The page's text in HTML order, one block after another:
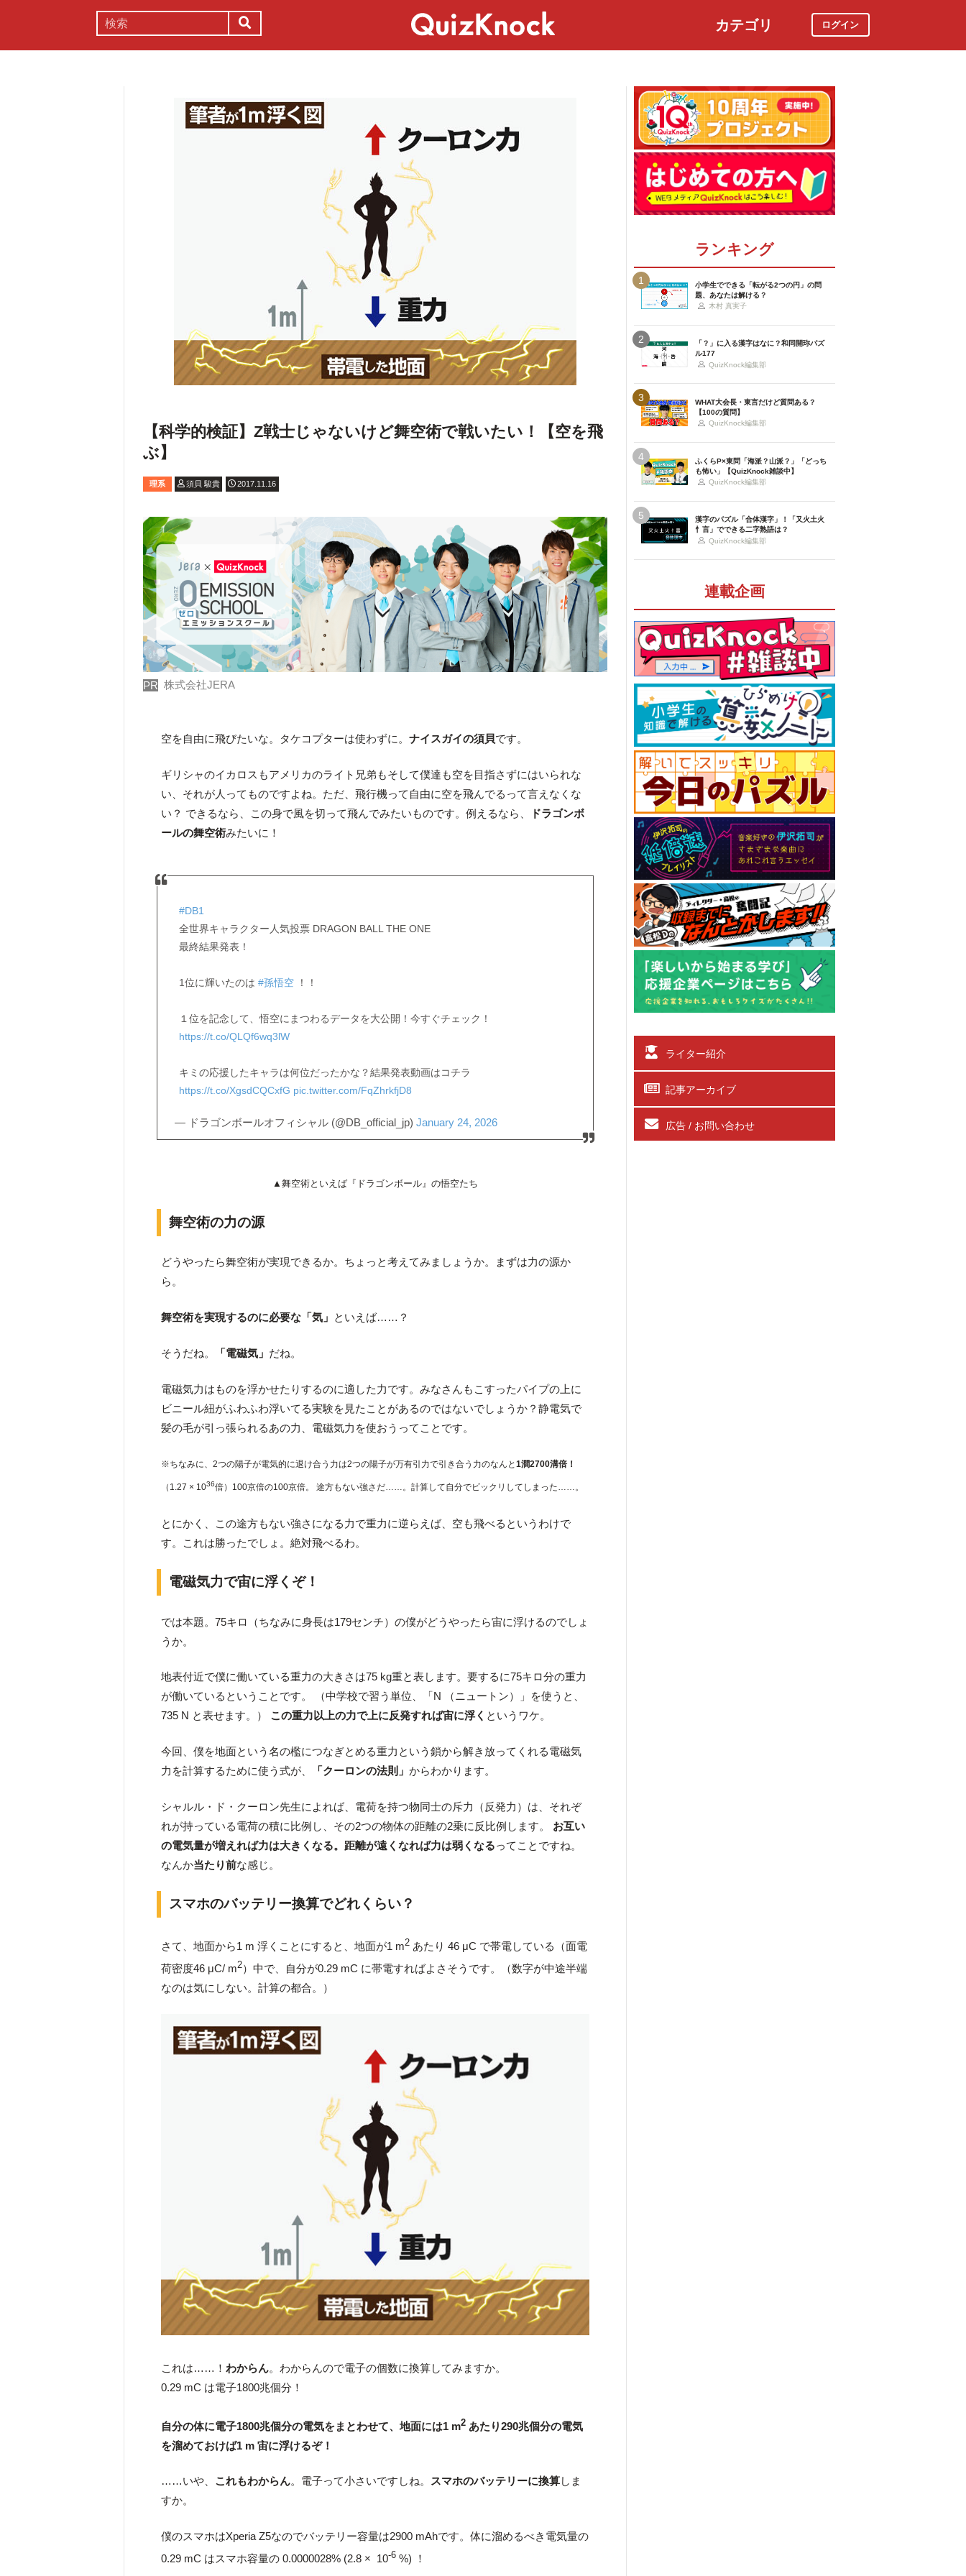
カテゴリ ログイン
【科学的検証】Z戦士じゃないけど舞空術で戦いたい！【空を飛
ぶ】
理系 須貝 駿貴 2017.11.16
PR 株式会社JERA
空を自由に飛びたいな。タケコプターは使わずに。ナイスガイの須貝です。
ギリシャのイカロスもアメリカのライト兄弟もそして僕達も空を目指さずにはいられな
い、それが人ってものですよね。ただ、飛行機って自由に空を飛んでるって言えなくな
い？ できるなら、この身で風を切って飛んでみたいものです。例えるなら、
ドラゴンボ
ールの舞空術みたいに！
#DB1
全世界キャラクター人気投票 DRAGON BALL THE ONE
最終結果発表！
1位に輝いたのは#孫悟空 ！！
１位を記念して、悟空にまつわるデータを大公開！今すぐチェック！
https://t.co/QLQf6wq3lW
キミの応援したキャラは何位だったかな？結果発表動画はコチラ
https://t.co/XgsdCQCxfG pic.twitter.com/FqZhrkfjD8
— ドラゴンボールオフィシャル (@DB_official_jp)January 24, 2026
▲舞空術といえば『ドラゴンボール』の悟空たち
舞空術の力の源
どうやったら舞空術が実現できるか。ちょっと考えてみましょうか。まずは力の源か
ら。
舞空術を実現するのに必要な「気」 といえば……？
そうだね。 「電磁気」 だね。
電磁気力はものを浮かせたりするのに適した力です。みなさんもこすったパイプの上に
ビニール紐がふわふわ浮いてる実験を見たことがあるのではないでしょうか？静電気で
髪の毛が引っ張られるあの力、電磁気力を使おうってことです。
※ちなみに、2つの陽子が電気的に退け合う力は2つの陽子が万有引力で引き合う力のなんと1澗2700溝倍！
（1.27 × 1036倍）100京倍の100京倍。 途方もない強さだ……。計算して自分でビックリしてしまった……。
とにかく、この途方もない強さになる力で重力に逆らえば、空も飛べるというわけで
す。これは勝ったでしょ。絶対飛べるわ。
電磁気力で宙に浮くぞ！
では本題。75キロ（ちなみに身長は179センチ）の僕がどうやったら宙に浮けるのでしょ
うか。
地表付近で僕に働いている重力の大きさは75 kg重と表します。要するに75キロ分の重力
が働いているということです。 （中学校で習う単位、「N （ニュートン）」を使うと、
735 N と表せます。） この重力以上の力で上に反発すれば宙に浮く というワケ。
今回、僕を地面という名の檻につなぎとめる重力という鎖から解き放ってくれる電磁気
力を計算するために使う式が、
「クーロンの法則」からわかります。
シャルル・ド・クーロン先生によれば、電荷を持つ物同士の斥力（反発力）は、それぞ
れが持っている電荷の積に比例し、その2つの物体の距離の2乗に反比例します。 お互い
の電気量が増えれば力は大きくなる。距離が遠くなれば力は弱くなるってことですね。
なんか当たり前な感じ。
スマホのバッテリー換算でどれくらい？
さて、地面から1 m 浮くことにすると、地面が1 m2 あたり 46 μC で帯電している（面電
荷密度46 μC/ m2）中で、自分が0.29 mC に帯電すればよさそうです。（数字が中途半端
なのは気にしない。計算の都合。）
これは……！わからん。わからんので電子の個数に換算してみますか。
0.29 mC は電子1800兆個分！
自分の体に電子1800兆個分の電気をまとわせて、地面には1 m2 あたり290兆個分の電気
を溜めておけば1 m 宙に浮けるぞ！
……いや、 これもわからん。電子って小さいですしね。 スマホのバッテリーに換算しま
すか。
僕のスマホはXperia Z5なのでバッテリー容量は2900 mAhです。体に溜めるべき電気量の
0.29 mC はスマホ容量の 0.0000028% (2.8 × 10-6 %) ！
ランキング
1
小学生でできる「転がる2つの円」の問
題、あなたは解ける？
木村 真実子
2
「？」に入る漢字はなに？和同開珎パズ
ル177
QuizKnock編集部
3
WHAT大会長・東言だけど質問ある？
【100の質問】
QuizKnock編集部
4
ふくらP×東問「海派？山派？」「どっち
も怖い」【QuizKnock雑談中】
QuizKnock編集部
5
漢字のパズル「合体漢字」！「又火土火
忄言」でできる二字熟語は？
QuizKnock編集部
連載企画
ライター紹介
記事アーカイブ
広告 / お問い合わせ